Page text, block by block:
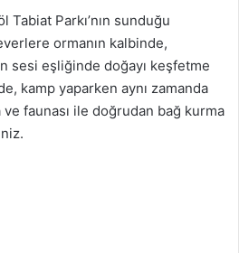
Tabiat Parkı’nın sunduğu
ormanın kalbinde,
sesi eşliğinde doğayı keşfetme
kamp yaparken aynı zamanda
faunası ile doğrudan bağ kurma